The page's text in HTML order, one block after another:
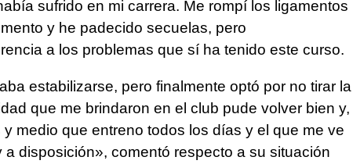
sufrido en mi carrera. Me rompí los ligamentos
y he padecido secuelas, pero
a los problemas que sí ha tenido este curso.
estabilizarse, pero finalmente optó por no tirar la
que me brindaron en el club pude volver bien y,
medio que entreno todos los días y el que me ve
disposición», comentó respecto a su situación